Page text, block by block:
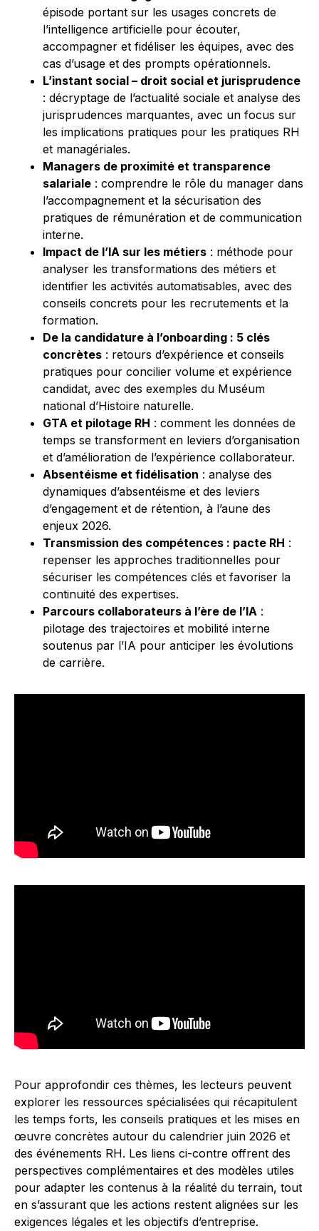
épisode portant sur les usages concrets de
l’intelligence artificielle pour écouter,
accompagner et fidéliser les équipes, avec des
cas d’usage et des prompts opérationnels.
L’instant social – droit social et jurisprudence
: décryptage de l’actualité sociale et analyse des
jurisprudences marquantes, avec un focus sur
les implications pratiques pour les pratiques RH
et managériales.
Managers de proximité et transparence
salariale : comprendre le rôle du manager dans
l’accompagnement et la sécurisation des
pratiques de rémunération et de communication
interne.
Impact de l’IA sur les métiers : méthode pour
analyser les transformations des métiers et
identifier les activités automatisables, avec des
conseils concrets pour les recrutements et la
formation.
De la candidature à l’onboarding : 5 clés
concrètes : retours d’expérience et conseils
pratiques pour concilier volume et expérience
candidat, avec des exemples du Muséum
national d’Histoire naturelle.
GTA et pilotage RH : comment les données de
temps se transforment en leviers d’organisation
et d’amélioration de l’expérience collaborateur.
Absentéisme et fidélisation : analyse des
dynamiques d’absentéisme et des leviers
d’engagement et de rétention, à l’aune des
enjeux 2026.
Transmission des compétences : pacte RH :
repenser les approches traditionnelles pour
sécuriser les compétences clés et favoriser la
continuité des expertises.
Parcours collaborateurs à l’ère de l’IA :
pilotage des trajectoires et mobilité interne
soutenus par l’IA pour anticiper les évolutions
de carrière.
Pour approfondir ces thèmes, les lecteurs peuvent
explorer les ressources spécialisées qui récapitulent
les temps forts, les conseils pratiques et les mises en
œuvre concrètes autour du calendrier juin 2026 et
des événements RH. Les liens ci-contre offrent des
perspectives complémentaires et des modèles utiles
pour adapter les contenus à la réalité du terrain, tout
en s’assurant que les actions restent alignées sur les
exigences légales et les objectifs d’entreprise.